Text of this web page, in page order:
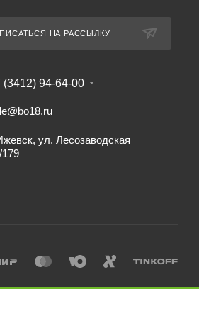
НА РАССЫЛКУ
(3412) 94-64-00
ул. Лесозаводская
179